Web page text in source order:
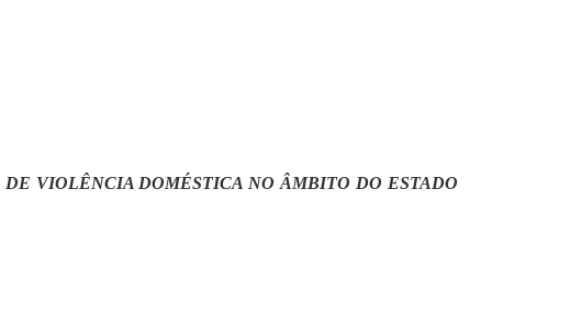
VIOLÊNCIA DOMÉSTICA NO ÂMBITO DO ESTADO